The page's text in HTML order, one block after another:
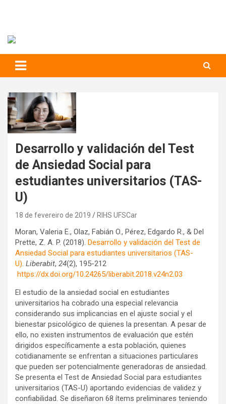
Desarrollo y validación del Test
de Ansiedad Social para
estudiantes universitarios (TAS-
U)
18 de fevereiro de 2019 RIHS UFSCar
Moran, Valeria E., Olaz, Fabián O., Pérez, Edgardo R., & Del
Prette, Z. A. P. (2018). Desarrollo y validación del Test de
Ansiedad Social para estudiantes universitarios (TAS-
U). Liberabit, 24(2), 195-212
https://dx.doi.org/10.24265/liberabit.2018.v24n2.03
El estudio de la ansiedad social en estudiantes
universitarios ha cobrado una especial relevancia
considerando sus implicancias en el ajuste social y el
bienestar psicológico de quienes la presentan. A pesar de
ello, no existen instrumentos de evaluación que estén
dirigidos específicamente a esta población, quienes
cotidianamente se enfrentan a situaciones particulares
que pueden ser potencialmente generadoras de ansiedad.
Se presenta el Test de Ansiedad Social para estudiantes
universitarios (TAS-U) aportando evidencias de validez y
confiabilidad. Se diseñaron 68 ítems preliminares teniendo